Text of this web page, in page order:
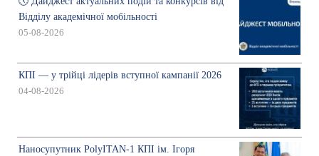
Відділу академічної мобільності
05-08-2026
КПІ — у трійці лідерів вступної кампанії 2026
04-08-2026
Наносупутник PolyITAN-1 КПІ ім. Ігоря